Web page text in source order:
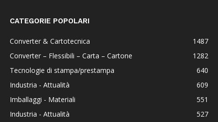
CATEGORIE POPOLARI
Converter & Cartotecnica
1487
Converter – Flessibili – Carta – Cartone
1282
Tecnologie di stampa/prestampa
640
Industria - Attualità
609
Imballaggi - Materiali
551
Industria - Attualità
527